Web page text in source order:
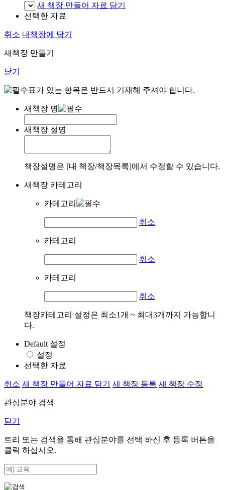
새 책장 만들어 자료 담기
선택한 자료
취소 내책장에 담기
새책장 만들기
닫기
표가 있는 항목은 반드시 기재해 주셔야 합니다.
새책장 명
새책장 설명
책장설명은 [내 책장/책장목록]에서 수정할 수 있습니다.
새책장 카테고리
카테고리
취소
카테고리
취소
카테고리
취소
책장카테고리 설정은 최소1개 ~ 최대3개까지 가능합니
다.
Default 설정
설정
선택한 자료
취소 새 책장 만들어 자료 담기 새 책장 등록 새 책장 수정
관심분야 검색
닫기
트리 또는 검색을 통해 관심분야를 선택 하신 후 등록 버튼을
클릭 하십시오.